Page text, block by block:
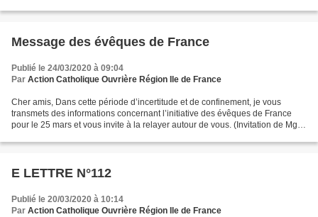
Message des évêques de France
Publié le 24/03/2020 à 09:04
Par Action Catholique Ouvrière Région Ile de France
Cher amis, Dans cette période d’incertitude et de confinement, je vous
transmets des informations concernant l’initiative des évêques de France
pour le 25 mars et vous invite à la relayer autour de vous. (Invitation de Mgr
E LETTRE N°112
Publié le 20/03/2020 à 10:14
Par Action Catholique Ouvrière Région Ile de France